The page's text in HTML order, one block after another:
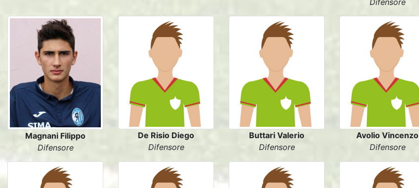
Difensore
Magnani Filippo
Difensore
De Risio Diego
Difensore
Buttari Valerio
Difensore
Avolio Vincenzo
Difensore